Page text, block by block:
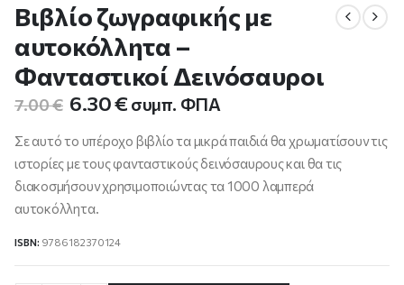
Βιβλίο ζωγραφικής με
αυτοκόλλητα –
Φανταστικοί Δεινόσαυροι
7.00€ Original
was:
7.00 €.
6.30€Η
τρέχουσα
τιμή
είναι:
6.30 €.
συμπ. ΦΠΑ
Σε αυτό το υπέροχο βιβλίο τα μικρά παιδιά θα χρωματίσουν τις
ιστορίες με τους φανταστικούς δεινόσαυρους και θα τις
διακοσμήσουν χρησιμοποιώντας τα 1000 λαμπερά
αυτοκόλλητα.
ISBN: 9786182370124